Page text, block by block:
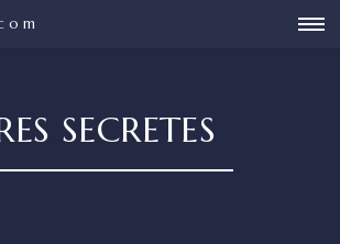
SECRETES